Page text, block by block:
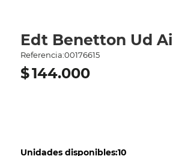
Edt Benetton Ud
Referencia:00176615
$144.000
Unidades disponibles:10